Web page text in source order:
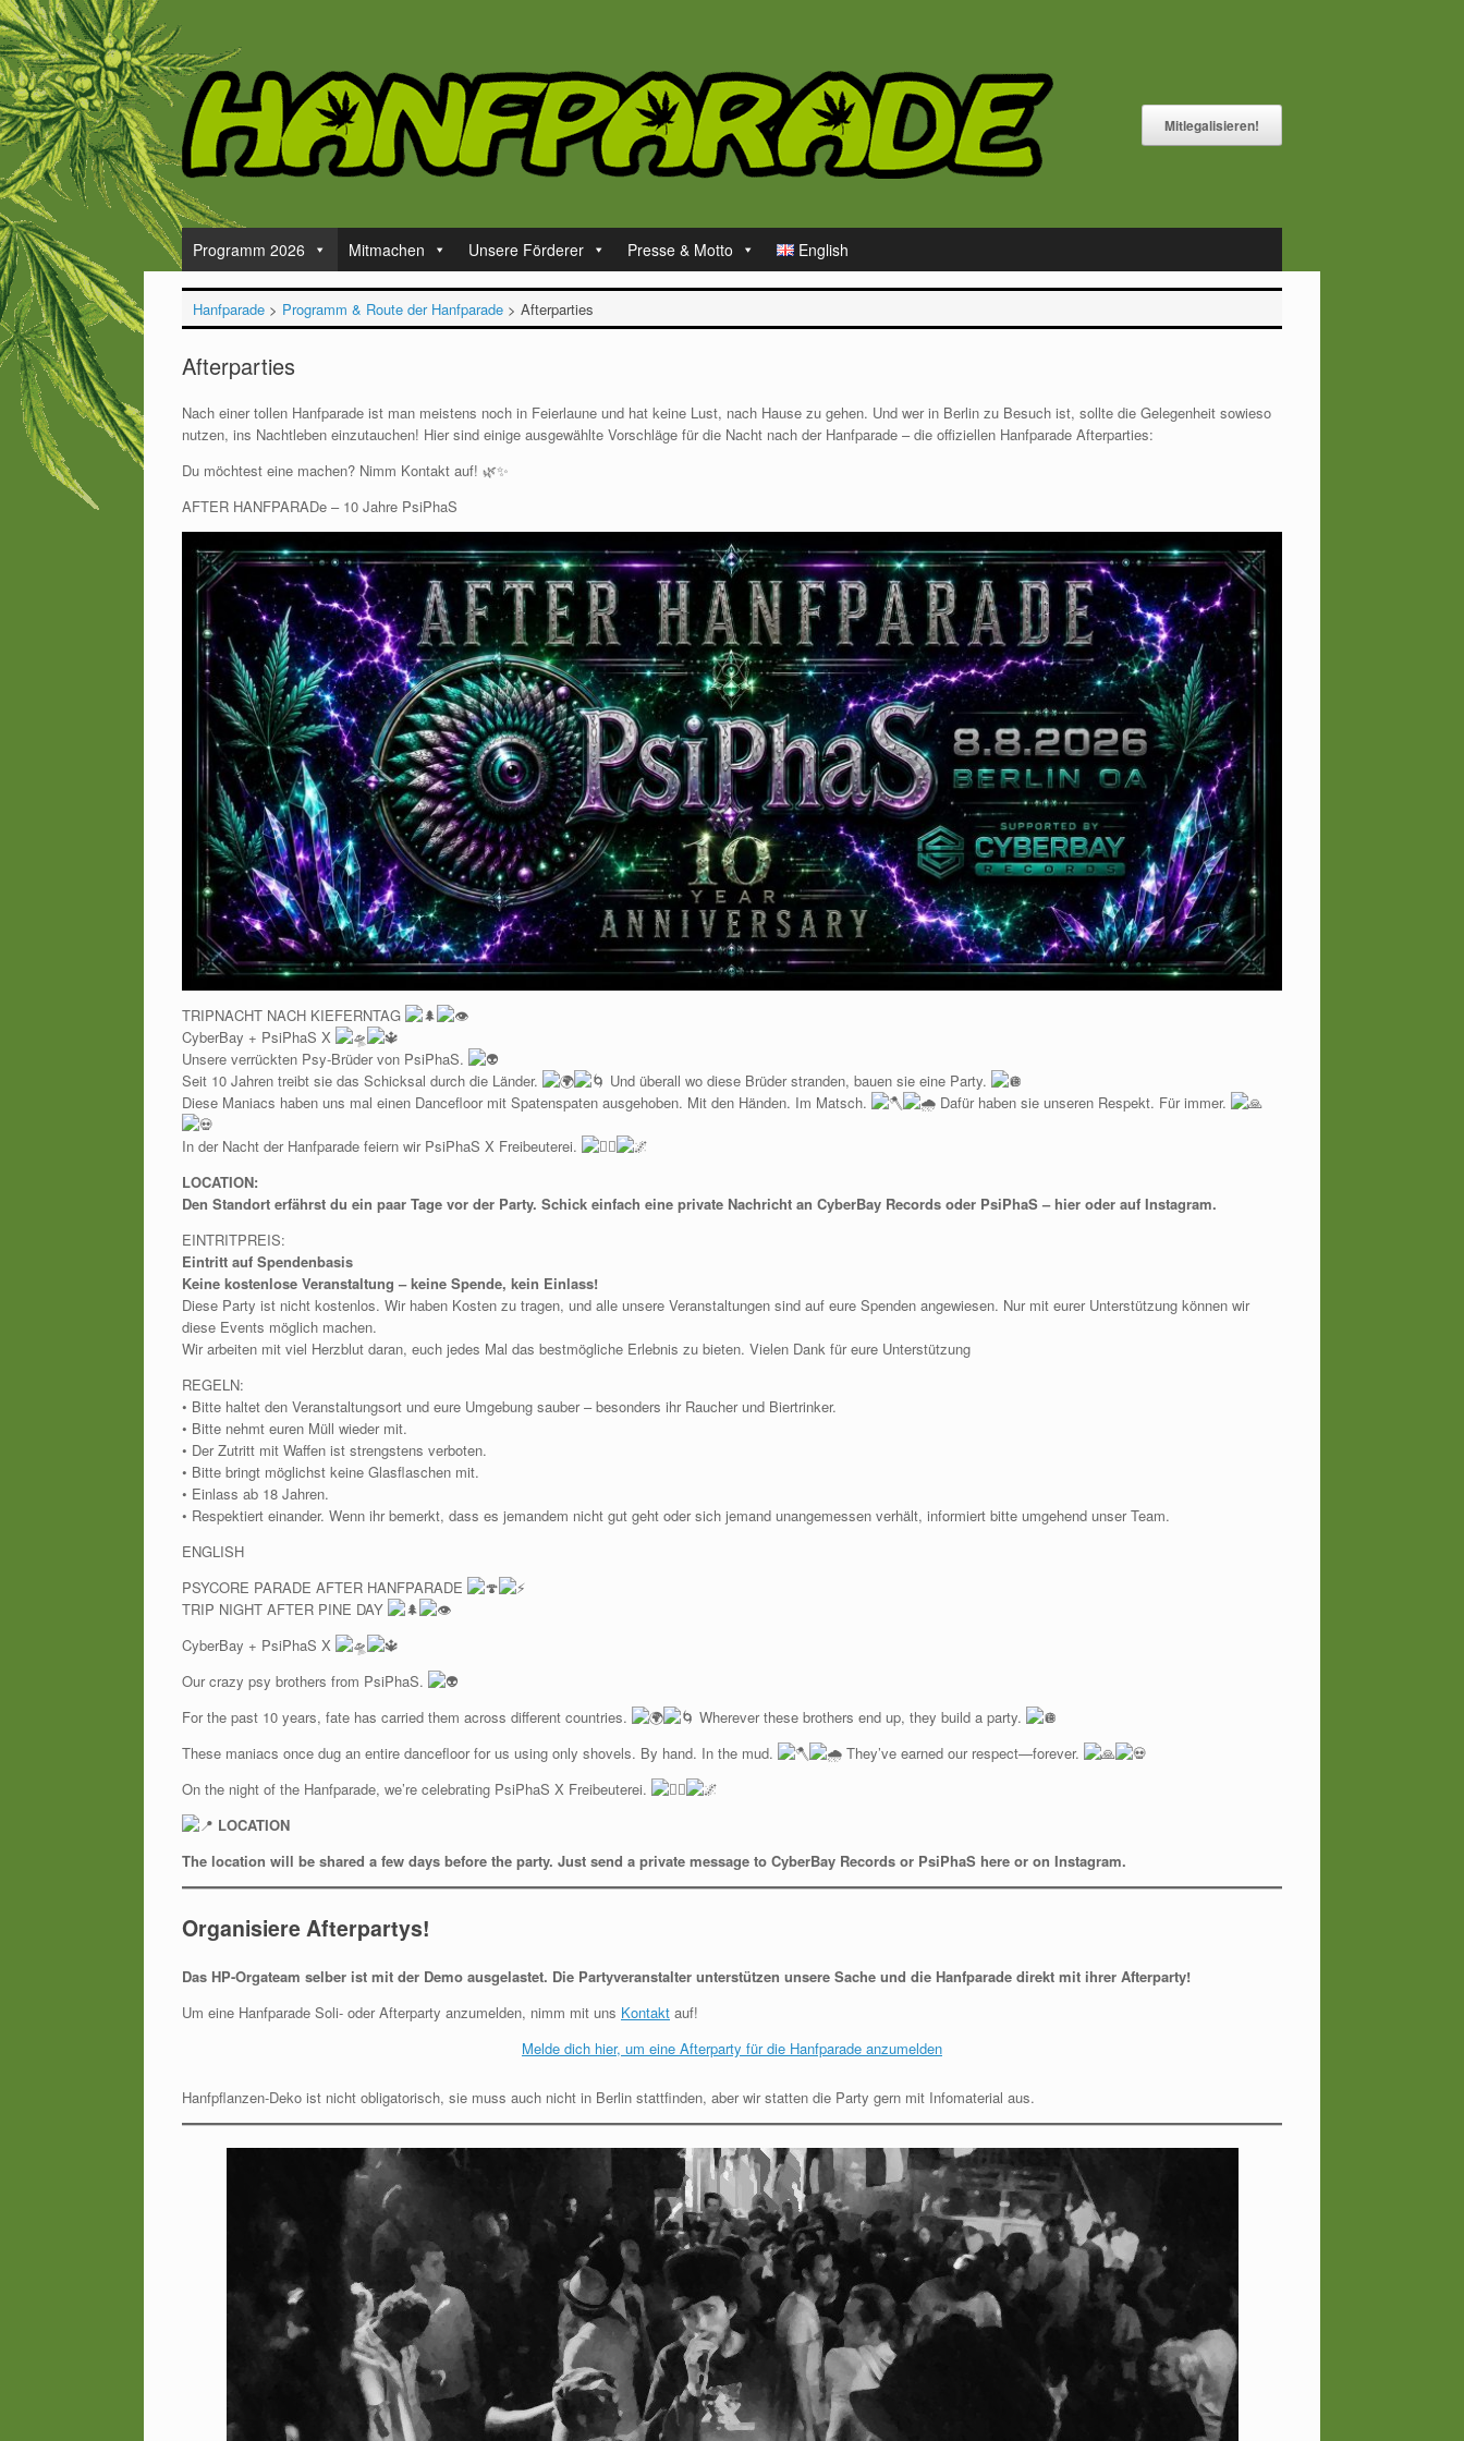
Zum
Inhalt
springen
Mitlegalisieren!
Programm 2026 Mitmachen Unsere Förderer Presse & Motto English
Hanfparade> Programm & Route der Hanfparade> Afterparties
Afterparties
Nach einer tollen Hanfparade ist man meistens noch in Feierlaune und hat keine Lust, nach Hause zu gehen. Und wer in Berlin zu Besuch ist, sollte die Gelegenheit sowieso
nutzen, ins Nachtleben einzutauchen! Hier sind einige ausgewählte Vorschläge für die Nacht nach der Hanfparade – die offiziellen Hanfparade Afterparties:
Du möchtest eine machen? Nimm Kontakt auf! 🌿✨
AFTER HANFPARADe – 10 Jahre PsiPhaS
TRIPNACHT NACH KIEFERNTAG
CyberBay + PsiPhaS X
Unsere verrückten Psy-Brüder von PsiPhaS.
Seit 10 Jahren treibt sie das Schicksal durch die Länder.
Und überall wo diese Brüder stranden, bauen sie eine Party.
Diese Maniacs haben uns mal einen Dancefloor mit Spatenspaten ausgehoben. Mit den Händen. Im Matsch.
Dafür haben sie unseren Respekt. Für immer.
In der Nacht der Hanfparade feiern wir PsiPhaS X Freibeuterei.
LOCATION:
Den Standort erfährst du ein paar Tage vor der Party. Schick einfach eine private Nachricht an CyberBay Records oder PsiPhaS – hier oder auf Instagram.
EINTRITPREIS:
Eintritt auf Spendenbasis
Keine kostenlose Veranstaltung – keine Spende, kein Einlass!
Diese Party ist nicht kostenlos. Wir haben Kosten zu tragen, und alle unsere Veranstaltungen sind auf eure Spenden angewiesen. Nur mit eurer Unterstützung können wir
diese Events möglich machen.
Wir arbeiten mit viel Herzblut daran, euch jedes Mal das bestmögliche Erlebnis zu bieten. Vielen Dank für eure Unterstützung
REGELN:
• Bitte haltet den Veranstaltungsort und eure Umgebung sauber – besonders ihr Raucher und Biertrinker.
• Bitte nehmt euren Müll wieder mit.
• Der Zutritt mit Waffen ist strengstens verboten.
• Bitte bringt möglichst keine Glasflaschen mit.
• Einlass ab 18 Jahren.
• Respektiert einander. Wenn ihr bemerkt, dass es jemandem nicht gut geht oder sich jemand unangemessen verhält, informiert bitte umgehend unser Team.
ENGLISH
PSYCORE PARADE AFTER HANFPARADE
TRIP NIGHT AFTER PINE DAY
CyberBay + PsiPhaS X
Our crazy psy brothers from PsiPhaS.
For the past 10 years, fate has carried them across different countries.
Wherever these brothers end up, they build a party.
These maniacs once dug an entire dancefloor for us using only shovels. By hand. In the mud.
They’ve earned our respect—forever.
On the night of the Hanfparade, we’re celebrating PsiPhaS X Freibeuterei.
LOCATION
The location will be shared a few days before the party. Just send a private message to CyberBay Records or PsiPhaS here or on Instagram.
Organisiere Afterpartys!
Das HP-Orgateam selber ist mit der Demo ausgelastet. Die Partyveranstalter unterstützen unsere Sache und die Hanfparade direkt mit ihrer Afterparty!
Um eine Hanfparade Soli- oder Afterparty anzumelden, nimm mit uns Kontakt auf!
Melde dich hier, um eine Afterparty für die Hanfparade anzumelden
Hanfpflanzen-Deko ist nicht obligatorisch, sie muss auch nicht in Berlin stattfinden, aber wir statten die Party gern mit Infomaterial aus.